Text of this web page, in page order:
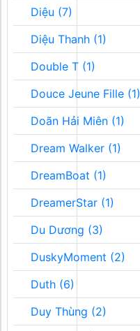
Diệu (7)
Diệu Thanh (1)
Double T (1)
Douce Jeune Fille (1)
Doãn Hải Miên (1)
Dream Walker (1)
DreamBoat (1)
DreamerStar (1)
Du Dương (3)
DuskyMoment (2)
Duth (6)
Duy Thùng (2)